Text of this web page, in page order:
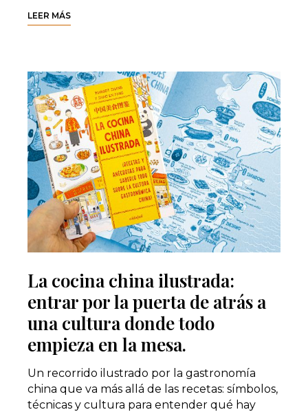
LEER MÁS
La cocina china ilustrada:
entrar por la puerta de atrás a
una cultura donde todo
empieza en la mesa.
Un recorrido ilustrado por la gastronomía
china que va más allá de las recetas: símbolos,
técnicas y cultura para entender qué hay